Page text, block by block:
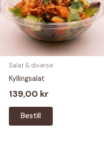
Salat & diverse
Kyllingsalat
139,00 kr
Bestill